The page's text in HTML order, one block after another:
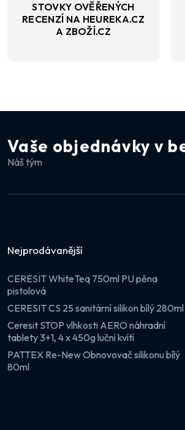
STOVKY OVĚŘENÝCH
RECENZÍ NA HEUREKA.CZ
A ZBOŽÍ.CZ
Vaše objednávky v
Náš tým
Nejprodávanější
CERESIT WhiteTeq 750ml PU pěna
pistolová
CERESIT CS 25 sanitární silikon bílý 280ml
Ceresit STOP vlhkosti AERO náhradní
tablety 3+1, 4 x 450g luční kvítí
PATTEX Re-New Obnovovač silikonu bílý
80ml